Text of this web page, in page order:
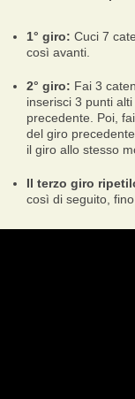
1° giro: Cuci 7
così avanti.
2° giro: Fai 3
inserisci 3 punti
precedente. Poi,
del giro
il giro allo stesso
Il terzo giro
così di seguito,